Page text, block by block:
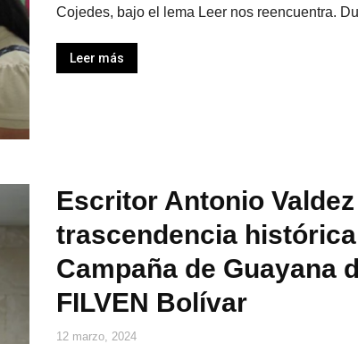
Cojedes, bajo el lema Leer nos reencuentra.
Leer más
Escritor Antonio
trascendencia
Campaña de Guayana
FILVEN Bolívar
12 marzo, 2024